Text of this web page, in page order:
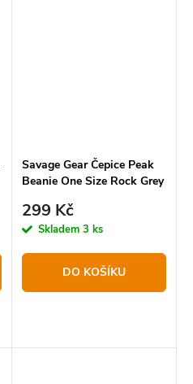
Savage Gear Čepice Peak
Beanie One Size Rock Grey
299 Kč
Skladem 3 ks
DO KOŠÍKU